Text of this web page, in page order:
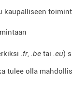
kaupalliseen
.fr, .be tai .eu)
tulee olla